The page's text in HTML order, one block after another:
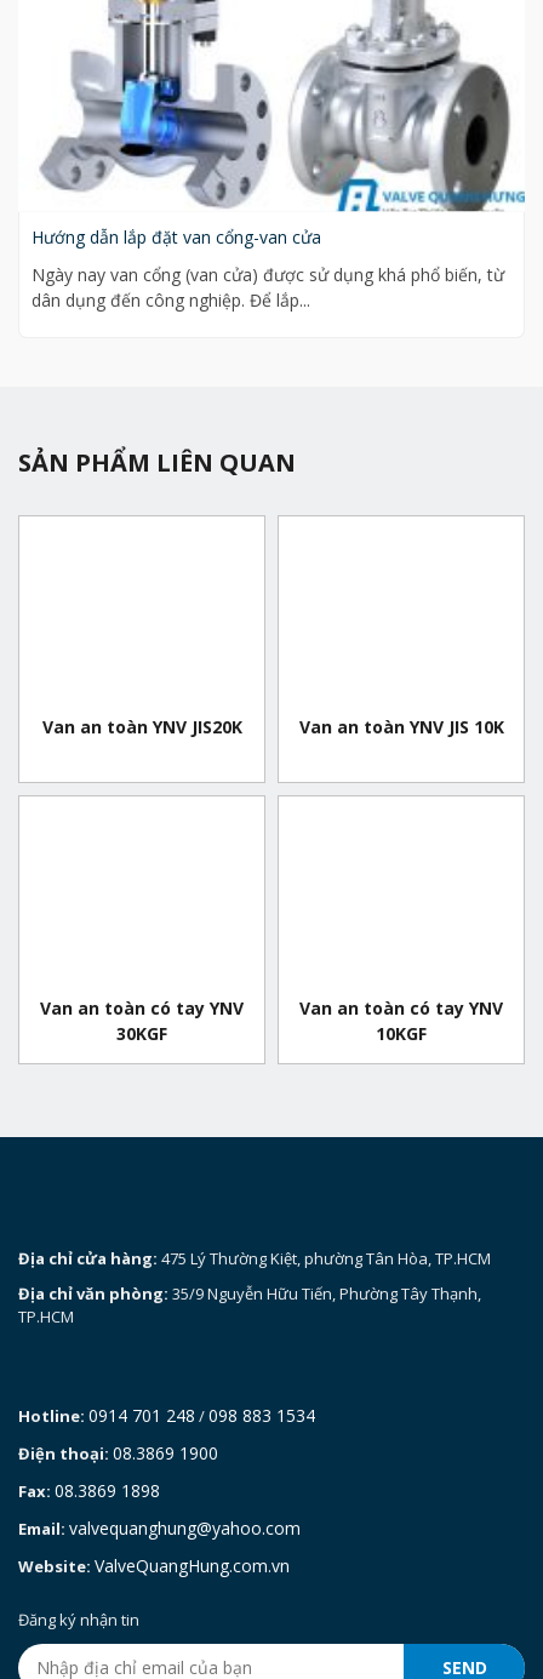
Hướng dẫn lắp đặt van cổng-van cửa
Ngày nay van cổng (van cửa) được sử dụng khá phổ biến, từ
dân dụng đến công nghiệp. Để lắp...
SẢN PHẨM LIÊN QUAN
Van an toàn YNV JIS20K Van an toàn YNV JIS 10K
Van an toàn có tay YNV
30KGF
Van an toàn có tay YNV
10KGF
Địa chỉ cửa hàng: 475 Lý Thường Kiệt, phường Tân Hòa, TP.HCM
Địa chỉ văn phòng: 35/9 Nguyễn Hữu Tiến, Phường Tây Thạnh,
TP.HCM
Hotline: 0914 701 248 /098 883 1534
Điện thoại: 08.3869 1900
Fax: 08.3869 1898
Email: valvequanghung@yahoo.com
Website: ValveQuangHung.com.vn
Đăng ký nhận tin
SEND